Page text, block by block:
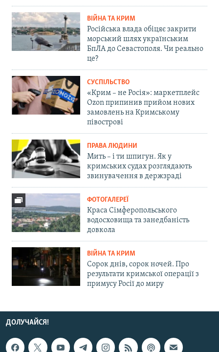
ВІЙНА ТА КРИМ
Російська влада обіцяє закрити
морський шлях українським
БпЛА до Севастополя. Чи реально
це?
СУСПІЛЬСТВО
«Крим – не Росія»: маркетплейс
Ozon припинив прийом нових
замовлень на Кримському
півострові
ПРАВА ЛЮДИНИ
Мить – і ти шпигун. Як у
кримських судах розглядають
звинувачення в держзраді
ФОТОГАЛЕРЕЇ
Краса Сімферопольського
водосховища та занедбаність
довкола
ВІЙНА ТА КРИМ
Сорок днів, сорок ночей. Про
результати кримської операції з
примусу Росії до миру
ДОЛУЧАЙСЯ!